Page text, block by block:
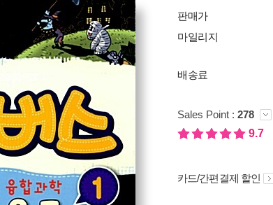
판매가
마일리지
배송료
Sales Point : 278
9.7
카드/간편결제 할인